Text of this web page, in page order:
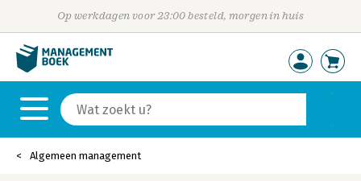
Op werkdagen voor 23:00 besteld, morgen in huis
Algemeen management